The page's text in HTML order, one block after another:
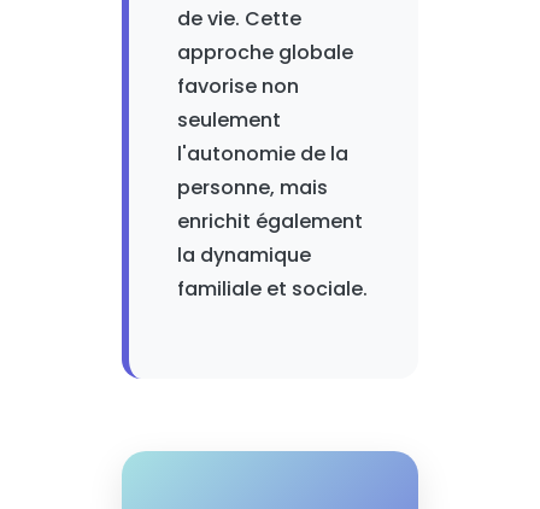
de vie. Cette
approche globale
favorise non
seulement
l'autonomie de la
personne, mais
enrichit également
la dynamique
familiale et sociale.